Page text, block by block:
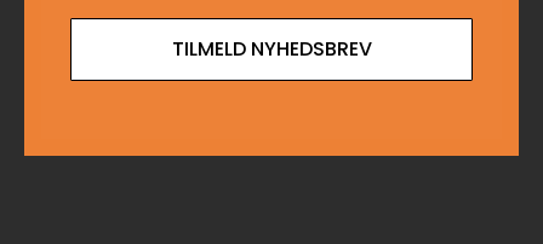
TILMELD NYHEDSBREV